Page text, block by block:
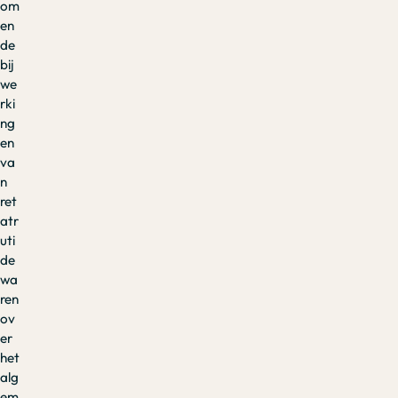
om
en
de
bij
we
rki
ng
en
va
n
ret
atr
uti
de
wa
ren
ov
er
het
alg